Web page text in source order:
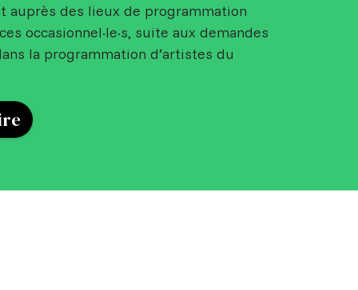
auprès des lieux de programmation
occasionnel·le·s, suite aux demandes
la programmation d’artistes du